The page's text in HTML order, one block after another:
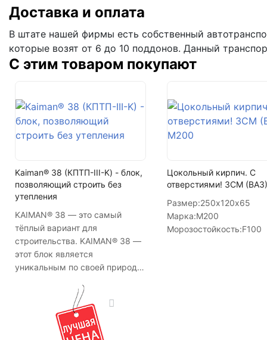
Доставка и оплата
В штате нашей фирмы есть собственный
которые возят от 6 до 10 поддонов. Данный
С этим товаром покупают
Kaiman® 38 (КПТП-III-K) - блок,
позволяющий строить без
утепления
KAIMAN® 38 — это самый
тёплый вариант для
строительства. KAIMAN® 38 —
этот блок является
уникальным по своей природе,
прочность для возведения
домов с несущими стенами до
3-х этажей, в тоже время он
обладает сверхвысоким
Цокольный кирпич. С
отверстиями! ЗСМ
Размер:250х120х65
Марка:М200
Морозостойкость:F100